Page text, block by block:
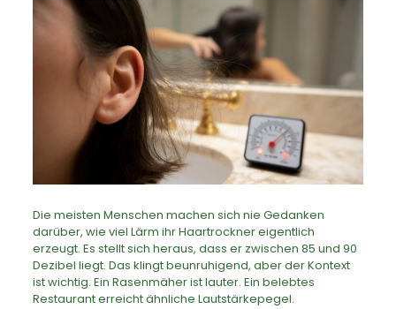
Die meisten Menschen machen sich nie Gedanken
darüber, wie viel Lärm ihr Haartrockner eigentlich
erzeugt. Es stellt sich heraus, dass er zwischen 85 und 90
Dezibel liegt. Das klingt beunruhigend, aber der Kontext
ist wichtig. Ein Rasenmäher ist lauter. Ein belebtes
Restaurant erreicht ähnliche Lautstärkepegel.